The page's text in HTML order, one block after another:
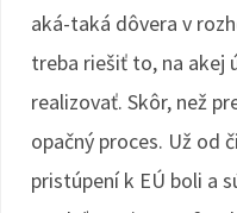
aká-taká dôvera v
treba riešiť to, na akej
realizovať. Skôr, než
opačný proces. Už od
pristúpení k EÚ boli a